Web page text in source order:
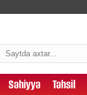
Səhiyyə Təhsil